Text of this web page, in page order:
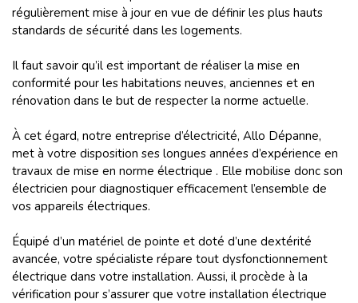
régulièrement mise à jour en vue de définir les plus hauts
standards de sécurité dans les logements.
Il faut savoir qu’il est important de réaliser la mise en
conformité pour les habitations neuves, anciennes et en
rénovation dans le but de respecter la norme actuelle.
À cet égard, notre entreprise d’électricité, Allo Dépanne,
met à votre disposition ses longues années d’expérience en
travaux de mise en norme électrique . Elle mobilise donc son
électricien pour diagnostiquer efficacement l’ensemble de
vos appareils électriques.
Équipé d’un matériel de pointe et doté d’une dextérité
avancée, votre spécialiste répare tout dysfonctionnement
électrique dans votre installation. Aussi, il procède à la
vérification pour s’assurer que votre installation électrique